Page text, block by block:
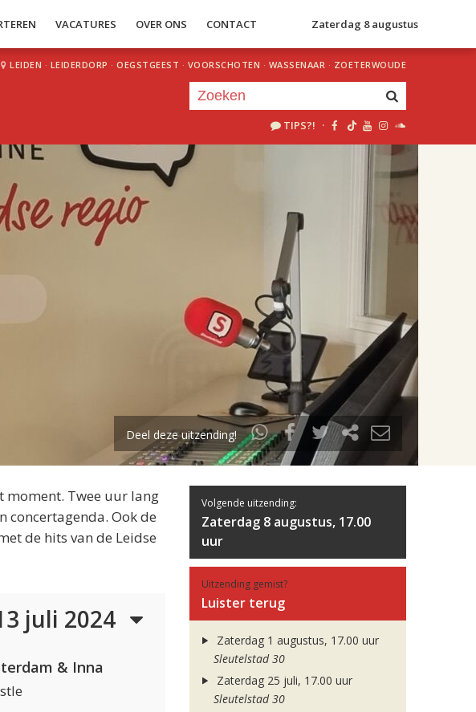
VACATURES OVER ONS CONTACT Zaterdag 8 augustus
LEIDEN · LEIDERDORP · OEGSTGEEST · VOORSCHOTEN · WASSENAAR · ZOETERWOUDE
TIPS?! ·
uur 1 van 2
Volgend uur
Deel deze uitzending!
moment. Twee uur lang
concertagenda. Ook de
de hits van de Leidse
juli 2024
& Inna
Volgende uitzending:
Zaterdag 8 augustus, 17.00
uur
Uitzending gemist?
Luister terug
Zaterdag 1 augustus, 17.00 uur
Sleutelstad 30
Zaterdag 25 juli, 17.00 uur
Sleutelstad 30